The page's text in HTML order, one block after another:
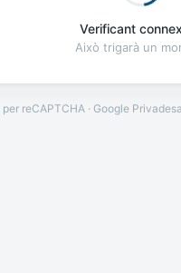
Verificant
Això trigarà un
reCAPTCHA · Google Privadesa